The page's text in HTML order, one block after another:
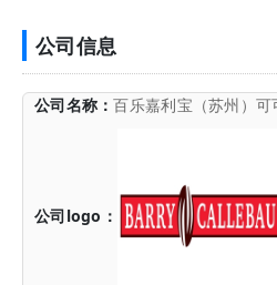
公司信息
公司名称：百乐嘉利宝（苏州）可
公司logo：